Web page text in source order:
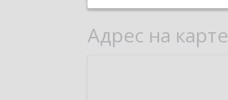
Адрес на карте